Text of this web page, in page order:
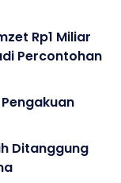
Rp1 Miliar
Percontohan
Ditanggung